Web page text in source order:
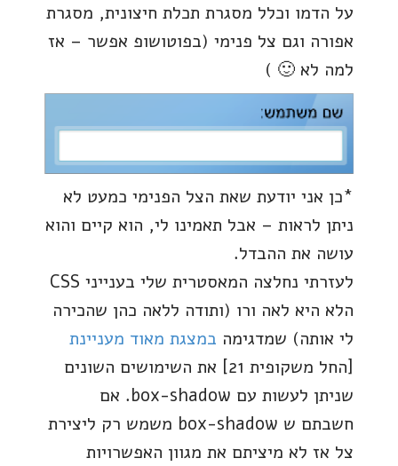
על הדמו וכלל מסגרת תכלת חיצונית, מסגרת
אפורה וגם צל פנימי (בפוטושופ אפשר – אז
למה לא 🙂 )
*כן אני יודעת שאת הצל הפנימי כמעט לא
ניתן לראות – אבל תאמינו לי, הוא קיים והוא
עושה את ההבדל.
לעזרתי נחלצה המאסטרית שלי בענייני CSS
הלא היא לאה ורו (ותודה ללאה כהן שהכירה
לי אותה) שמדגימה במצגת מאוד מעניינת
[החל משקופית 21] את השימושים השונים
שניתן לעשות עם box-shadow. אם
חשבתם ש box-shadow משמש רק ליצירת
צל אז לא מיציתם את מגוון האפשרויות